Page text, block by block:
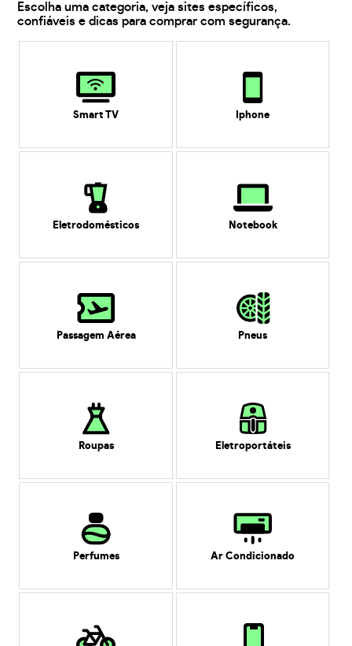
Escolha uma categoria, veja sites específicos,
confiáveis e dicas para comprar com segurança.
Smart TV Iphone
Eletrodomésticos Notebook
Passagem Aérea Pneus
Roupas Eletroportáteis
Perfumes Ar Condicionado